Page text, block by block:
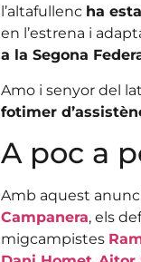
l’altafullenc ha
en l’estrena i
a la Segona
Amo i senyor del
fotimer
A poc a
Amb aquest
Campanera, els
migcampistes